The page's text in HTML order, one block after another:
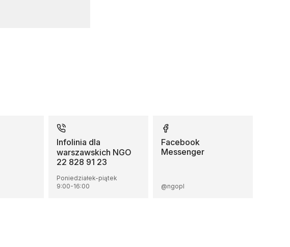
Infolinia dla
warszawskich NGO
22 828 91 23
Poniedziałek-piątek
9:00-16:00
Facebook
Messenger
@ngopl